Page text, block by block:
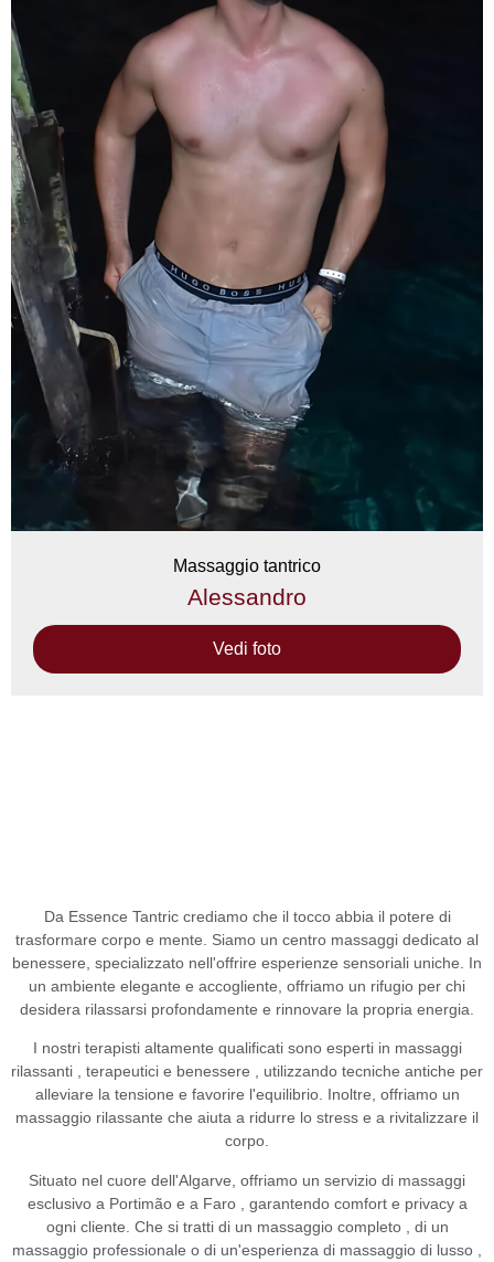
Massaggio tantrico
Alessandro
Vedi foto
Da Essence Tantriccrediamo che il tocco abbia il potere di
trasformare corpo e mente. Siamo un centro massaggi dedicato al
benessere, specializzato nell'offrire esperienze sensoriali uniche. In
un ambiente elegante e accogliente, offriamo un rifugio per chi
desidera rilassarsi profondamente e rinnovare la propria energia.
I nostri terapisti altamente qualificati sono esperti in massaggi
rilassanti , terapeutici e benessere , utilizzando tecniche antiche per
alleviare la tensione e favorire l'equilibrio. Inoltre, offriamo un
massaggio rilassante che aiuta a ridurre lo stress e a rivitalizzare il
corpo.
Situato nel cuore dell'Algarve, offriamo un servizio di massaggi
esclusivo a Portimãoe a Faro, garantendo comfort e privacy a
ogni cliente. Che si tratti di un massaggio completo, di un
massaggio professionale o di un'esperienza di massaggio di lusso